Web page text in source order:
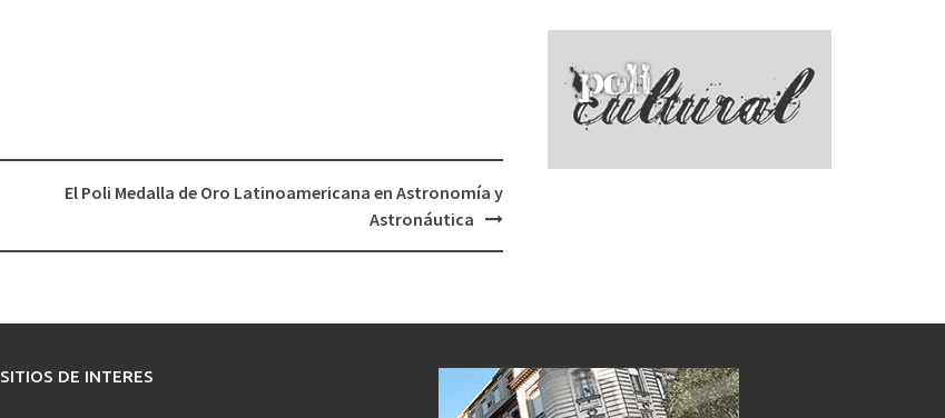
El Poli Medalla de Oro Latinoamericana en Astronomía y
Astronáutica
SITIOS DE INTERES